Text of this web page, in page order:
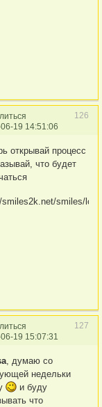
126
19 14:51:06
открывай процесс
что будет
127
19 15:07:31
, думаю со
недельки
и буду
что